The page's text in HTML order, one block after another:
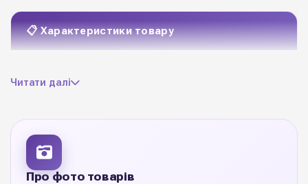
📋 Характеристики товару
вказані окремо у кожній
Ціна вказана за
Читати далі
Про фото товарів